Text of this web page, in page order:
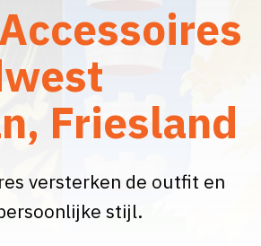
Friesland
versterken de outfit en
stijl.